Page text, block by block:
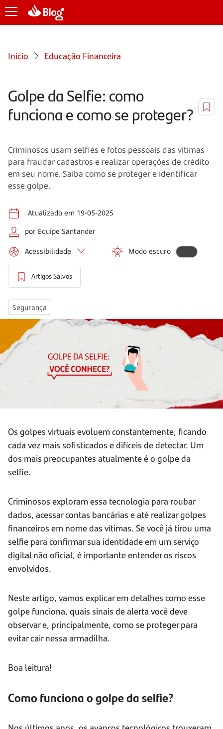
Início Educação Financeira
Golpe da Selfie: como
funciona e como se proteger?
Criminosos usam selfies e fotos pessoais das vítimas
para fraudar cadastros e realizar operações de crédito
em seu nome. Saiba como se proteger e identificar
esse golpe.
Atualizado em 19-05-2025
por Equipe Santander
Acessibilidade Modo escuro
Artigos Salvos
Segurança
Os golpes virtuais evoluem constantemente, ficando
cada vez mais sofisticados e difíceis de detectar. Um
dos mais preocupantes atualmente é o golpe da
selfie.
Criminosos exploram essa tecnologia para roubar
dados, acessar contas bancárias e até realizar golpes
financeiros em nome das vítimas. Se você já tirou uma
selfie para confirmar sua identidade em um serviço
digital não oficial, é importante entender os riscos
envolvidos.
Neste artigo, vamos explicar em detalhes como esse
golpe funciona, quais sinais de alerta você deve
observar e, principalmente, como se proteger para
evitar cair nessa armadilha.
Boa leitura!
Como funciona o golpe da selfie?